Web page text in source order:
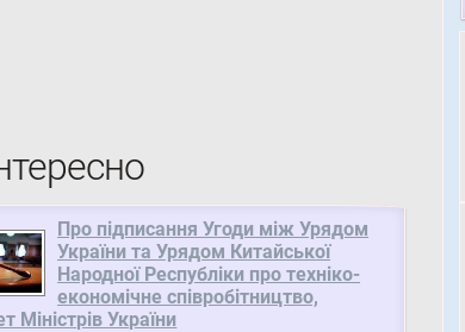
Про підписання Угоди між Урядом
України та Урядом Китайської
Народної Республіки про техніко-
економічне співробітництво,
Міністрів України